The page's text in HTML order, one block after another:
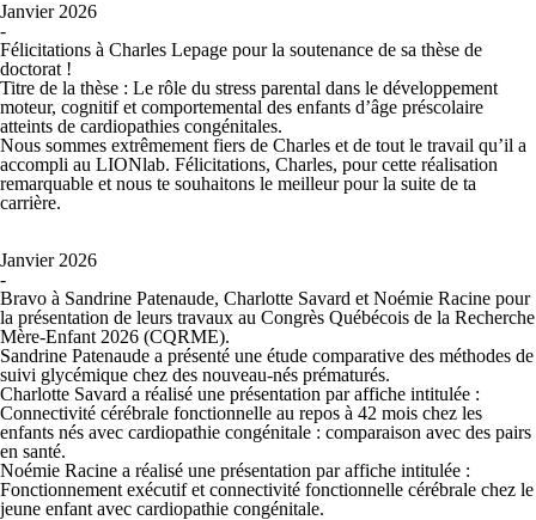
Janvier 2026
-
Félicitations à Charles Lepage pour la soutenance de sa thèse de
doctorat !
Titre de la thèse : Le rôle du stress parental dans le développement
moteur, cognitif et comportemental des enfants d’âge préscolaire
atteints de cardiopathies congénitales.
Nous sommes extrêmement fiers de Charles et de tout le travail qu’il a
accompli au LIONlab. Félicitations, Charles, pour cette réalisation
remarquable et nous te souhaitons le meilleur pour la suite de ta
carrière.
Janvier 2026
-
Bravo à Sandrine Patenaude, Charlotte Savard et Noémie Racine pour
la présentation de leurs travaux au Congrès Québécois de la Recherche
Mère-Enfant 2026 (CQRME).
Sandrine Patenaude a présenté une étude comparative des méthodes de
suivi glycémique chez des nouveau-nés prématurés.
Charlotte Savard a réalisé une présentation par affiche intitulée :
Connectivité cérébrale fonctionnelle au repos à 42 mois chez les
enfants nés avec cardiopathie congénitale : comparaison avec des pairs
en santé.
Noémie Racine a réalisé une présentation par affiche intitulée :
Fonctionnement exécutif et connectivité fonctionnelle cérébrale chez le
jeune enfant avec cardiopathie congénitale.